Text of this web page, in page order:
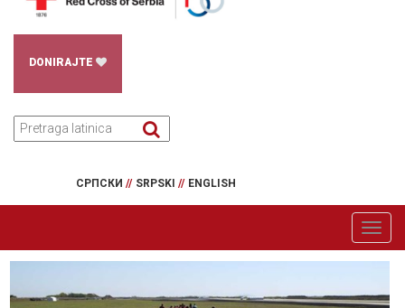
DONIRAJTE
СРПСКИ // SRPSKI // ENGLISH